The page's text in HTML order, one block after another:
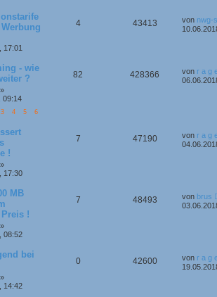
17:01
4 43413 von nwg-
- wie
?
»
09:14
3 4 5 6
82 428366 von r a g
!
»
17:30
7 47190 von r a g
MB
!
»
08:52
7 48493 von brus
bei
»
14:42
0 42600 von r a g